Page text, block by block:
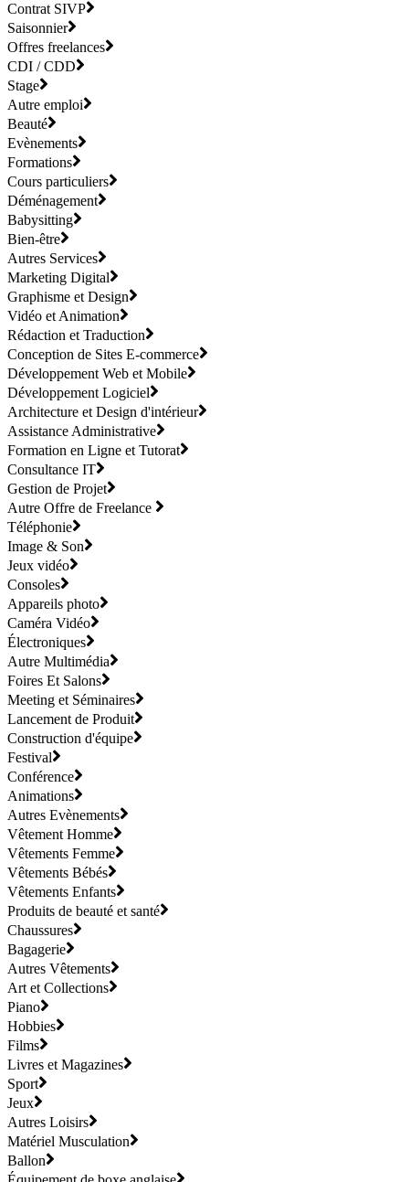
Contrat SIVP
Saisonnier
Offres freelances
CDI / CDD
Stage
Autre emploi
Beauté
Evènements
Formations
Cours particuliers
Déménagement
Babysitting
Bien-être
Autres Services
Marketing Digital
Graphisme et Design
Vidéo et Animation
Rédaction et Traduction
Conception de Sites E-commerce
Développement Web et Mobile
Développement Logiciel
Architecture et Design d'intérieur
Assistance Administrative
Formation en Ligne et Tutorat
Consultance IT
Gestion de Projet
Autre Offre de Freelance
Téléphonie
Image & Son
Jeux vidéo
Consoles
Appareils photo
Caméra Vidéo
Électroniques
Autre Multimédia
Foires Et Salons
Meeting et Séminaires
Lancement de Produit
Construction d'équipe
Festival
Conférence
Animations
Autres Evènements
Vêtement Homme
Vêtements Femme
Vêtements Bébés
Vêtements Enfants
Produits de beauté et santé
Chaussures
Bagagerie
Autres Vêtements
Art et Collections
Piano
Hobbies
Films
Livres et Magazines
Sport
Jeux
Autres Loisirs
Matériel Musculation
Ballon